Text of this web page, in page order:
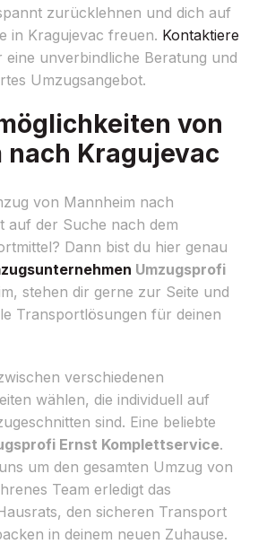
zurücklehnen und dich auf
in Kragujevac freuen. Kontaktiere
unverbindliche Beratung und
Umzugsangebot.
von
nach Kragujevac
von Mannheim nach
auf der Suche nach dem
Dann bist du hier genau
Umzugsprofi
stehen dir gerne zur Seite und
Transportlösungen für deinen
verschiedenen
wählen, die individuell auf
sind. Eine beliebte
Ernst Komplettservice.
um den gesamten Umzug von
Team erledigt das
den sicheren Transport
in deinem neuen Zuhause.